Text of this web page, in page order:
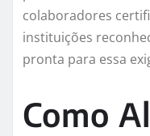
colaboradores
instituições
pronta para essa
Como